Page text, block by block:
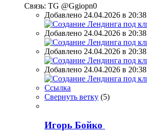
Связь: TG @Ggiopn0
Добавлено 24.04.2026 в 20:38
Добавлено 24.04.2026 в 20:38
Добавлено 24.04.2026 в 20:38
Добавлено 24.04.2026 в 20:38
Ссылка
Свернуть ветку (5)
Игорь Бойко